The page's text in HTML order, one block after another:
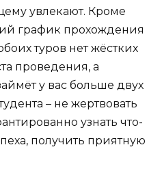
увлекают. Кроме
график прохождения
туров нет жёстких
проведения, а
у вас больше двух
– не жертвовать
узнать что-
получить приятную